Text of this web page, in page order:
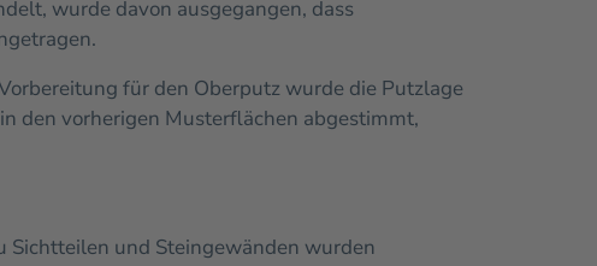
wurde davon ausgegangen, dass
für den Oberputz wurde die Putzlage
den vorherigen Musterflächen abgestimmt,
Sichtteilen und Steingewänden wurden